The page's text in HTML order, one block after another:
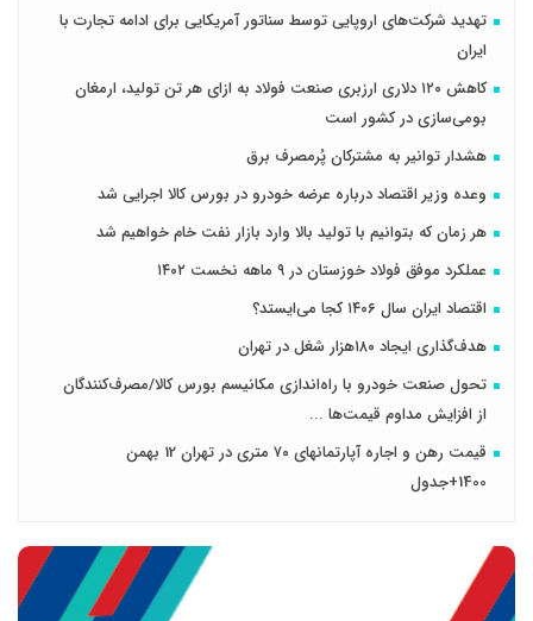
تهدید شرکت‌های اروپایی توسط سناتور آمریکایی برای ادامه تجارت با
ایران
کاهش ۱۲۰ دلاری ارزبری صنعت فولاد به ازای هر تن تولید، ارمغان
بومی‌سازی در کشور است
هشدار توانیر به مشترکان پُرمصرف برق
وعده وزیر اقتصاد درباره عرضه خودرو در بورس کالا اجرایی شد
هر زمان که بتوانیم با تولید بالا وارد بازار نفت خام خواهیم شد
عملکرد موفق فولاد خوزستان در ۹ ماهه نخست ۱۴۰۲
اقتصاد ایران سال ۱۴۰۶ کجا می‌ایستد؟
هدف‌گذاری ایجاد ۱۸۰هزار شغل در تهران
تحول صنعت خودرو با راه‌اندازی مکانیسم بورس کالا/مصرف‌کنندگان
از افزایش مداوم قیمت‌ها ...
قیمت رهن و اجاره آپارتمانهای ۷۰ متری در تهران 12 بهمن
1400+جدول